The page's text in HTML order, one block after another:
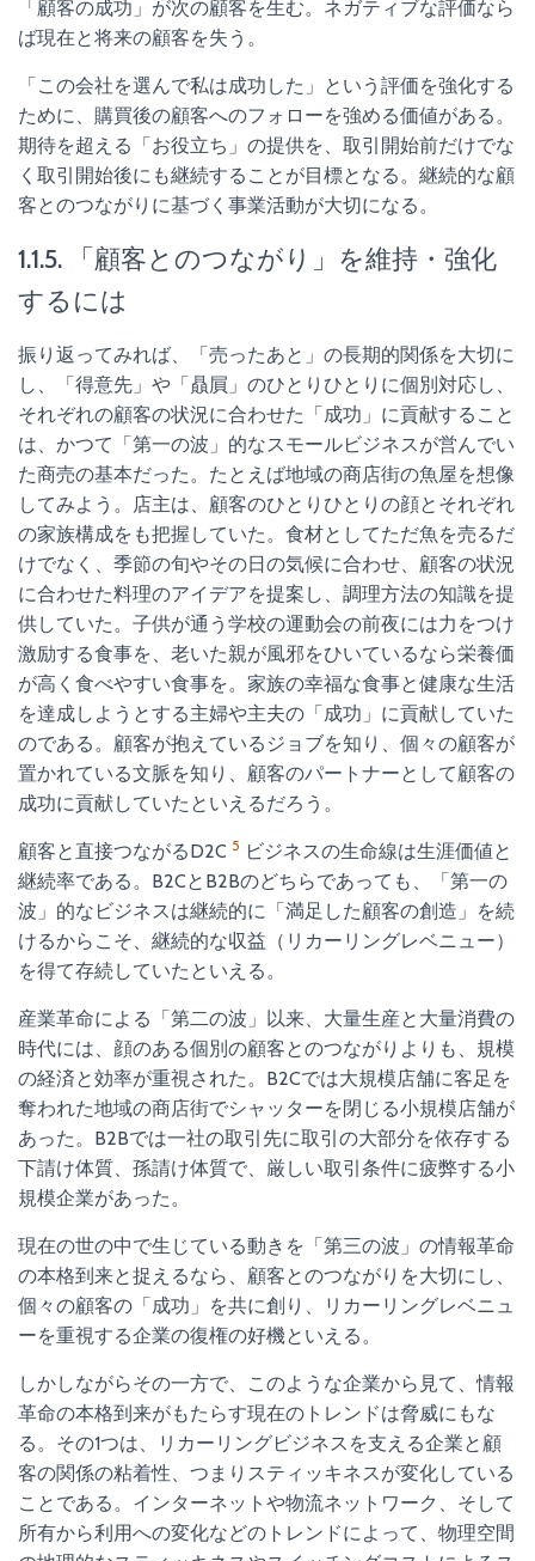
「顧客の成功」が次の顧客を生む。ネガティブな評価なら
ば現在と将来の顧客を失う。
「この会社を選んで私は成功した」という評価を強化する
ために、購買後の顧客へのフォローを強める価値がある。
期待を超える「お役立ち」の提供を、取引開始前だけでな
く取引開始後にも継続することが目標となる。継続的な顧
客とのつながりに基づく事業活動が大切になる。
1.1.5. 「顧客とのつながり」を維持・強化
するには
振り返ってみれば、「売ったあと」の長期的関係を大切に
し、「得意先」や「贔屓」のひとりひとりに個別対応し、
それぞれの顧客の状況に合わせた「成功」に貢献すること
は、かつて「第一の波」的なスモールビジネスが営んでい
た商売の基本だった。たとえば地域の商店街の魚屋を想像
してみよう。店主は、顧客のひとりひとりの顔とそれぞれ
の家族構成をも把握していた。食材としてただ魚を売るだ
けでなく、季節の旬やその日の気候に合わせ、顧客の状況
に合わせた料理のアイデアを提案し、調理方法の知識を提
供していた。子供が通う学校の運動会の前夜には力をつけ
激励する食事を、老いた親が風邪をひいているなら栄養価
が高く食べやすい食事を。家族の幸福な食事と健康な生活
を達成しようとする主婦や主夫の「成功」に貢献していた
のである。顧客が抱えているジョブを知り、個々の顧客が
置かれている文脈を知り、顧客のパートナーとして顧客の
成功に貢献していたといえるだろう。
顧客と直接つながるD2C 5 ビジネスの生命線は生涯価値と
継続率である。B2CとB2Bのどちらであっても、「第一の
波」的なビジネスは継続的に「満足した顧客の創造」を続
けるからこそ、継続的な収益（リカーリングレベニュー）
を得て存続していたといえる。
産業革命による「第二の波」以来、大量生産と大量消費の
時代には、顔のある個別の顧客とのつながりよりも、規模
の経済と効率が重視された。B2Cでは大規模店舗に客足を
奪われた地域の商店街でシャッターを閉じる小規模店舗が
あった。B2Bでは一社の取引先に取引の大部分を依存する
下請け体質、孫請け体質で、厳しい取引条件に疲弊する小
規模企業があった。
現在の世の中で生じている動きを「第三の波」の情報革命
の本格到来と捉えるなら、顧客とのつながりを大切にし、
個々の顧客の「成功」を共に創り、リカーリングレベニュ
ーを重視する企業の復権の好機といえる。
しかしながらその一方で、このような企業から見て、情報
革命の本格到来がもたらす現在のトレンドは脅威にもな
る。その1つは、リカーリングビジネスを支える企業と顧
客の関係の粘着性、つまりスティッキネスが変化している
ことである。インターネットや物流ネットワーク、そして
所有から利用への変化などのトレンドによって、物理空間